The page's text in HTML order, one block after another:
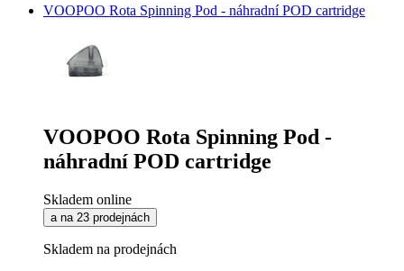
VOOPOO Rota Spinning Pod - náhradní POD cartridge
VOOPOO Rota Spinning Pod -
náhradní POD cartridge
Skladem online
a na 23 prodejnách
Skladem na prodejnách